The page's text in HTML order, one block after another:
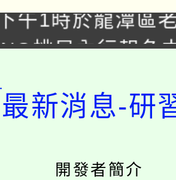
登場!
午1時於龍潭區
動。
桃局內行報名
桃園市運動會8/
及游泳池舉行。
低收入戶享有免
優惠，中低收入戶
自造教育及科技
最新消息-研
開發者簡介